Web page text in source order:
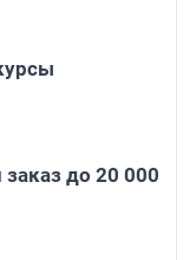
до 20 000